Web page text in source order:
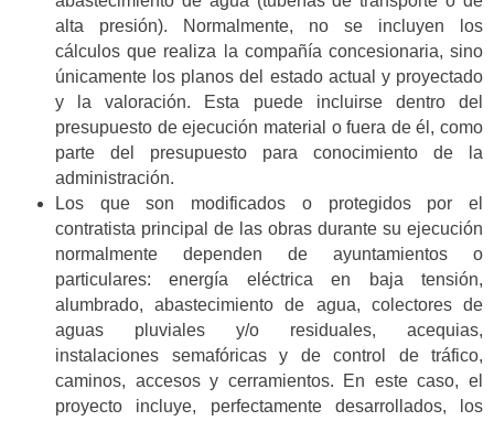
alta presión). Normalmente, no se incluyen los
cálculos que realiza la compañía concesionaria, sino
únicamente los planos del estado actual y proyectado
y la valoración. Esta puede incluirse dentro del
presupuesto de ejecución material o fuera de él, como
parte del presupuesto para conocimiento de la
administración.
Los que son modificados o protegidos por el
contratista principal de las obras durante su ejecución
normalmente dependen de ayuntamientos o
particulares: energía eléctrica en baja tensión,
alumbrado, abastecimiento de agua, colectores de
aguas pluviales y/o residuales, acequias,
instalaciones semafóricas y de control de tráfico,
caminos, accesos y cerramientos. En este caso, el
proyecto incluye, perfectamente desarrollados, los